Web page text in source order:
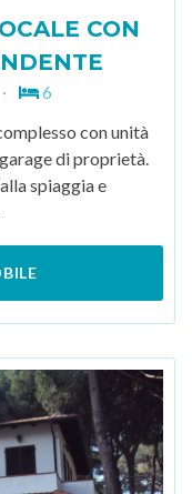
CON
6
con unità
di proprietà.
spiaggia e